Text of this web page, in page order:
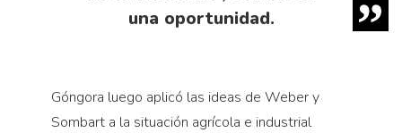
una oportunidad.
Góngora luego aplicó las ideas de Weber y
Sombart a la situación agrícola e industrial